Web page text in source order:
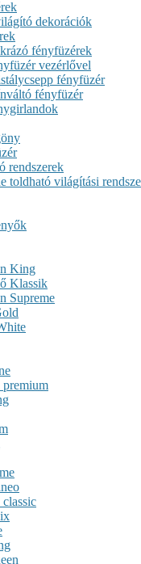
dekorációk
fényfüzérek
vezérlővel
fényfüzér
fényfüzér
rendszerek
toldható világítási
King
Klassik
Supreme
premium